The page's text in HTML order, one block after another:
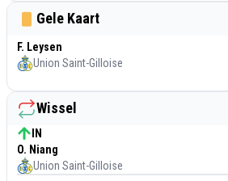
Gele Kaart
F. Leysen
Union Saint-Gilloise
Wissel
IN
O. Niang
Union Saint-Gilloise